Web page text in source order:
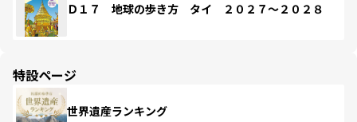
Ｄ１７ 地球の歩き方 タイ ２０２７～２０２８
特設ページ
世界遺産ランキング